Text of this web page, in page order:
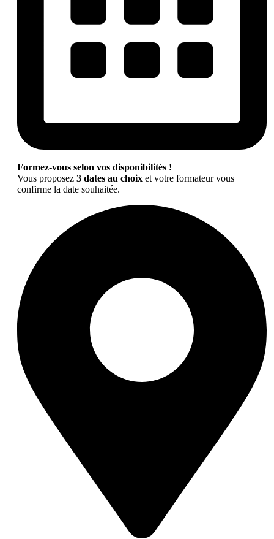
Formez-vous selon vos disponibilités !
Vous proposez 3 dates au choix et votre formateur vous
confirme la date souhaitée.